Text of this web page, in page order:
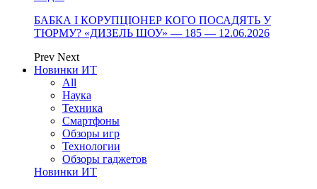
БАБКА І КОРУПЦІОНЕР КОГО ПОСАДЯТЬ У
ТЮРМУ? «ДИЗЕЛЬ ШОУ» — 185 — 12.06.2026
Prev Next
Новинки ИТ
All
Наука
Техника
Смартфоны
Обзоры игр
Технологии
Обзоры гаджетов
Новинки ИТ